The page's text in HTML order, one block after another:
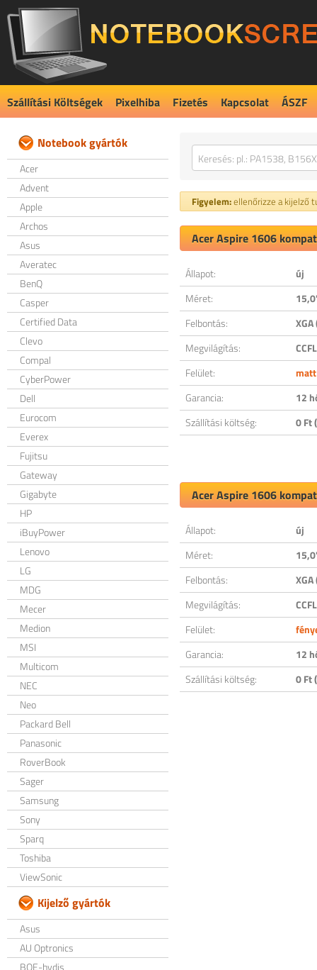
Szállítási Költségek Pixelhiba Fizetés Kapcsolat ÁSZF
Notebook gyártók
Acer
Advent
Apple
Archos
Asus
Averatec
BenQ
Casper
Certified Data
Clevo
Compal
CyberPower
Dell
Eurocom
Everex
Fujitsu
Gateway
Gigabyte
HP
iBuyPower
Lenovo
LG
MDG
Mecer
Medion
MSI
Multicom
NEC
Neo
Packard Bell
Panasonic
RoverBook
Sager
Samsung
Sony
Sparq
Toshiba
ViewSonic
Kijelző gyártók
Asus
AU Optronics
BOE-hydis
Figyelem:ellenőrizze a kijelző
Acer Aspire 1606
Állapot:
új
Méret:
Felbontás:
Megvilágítás:
CCFL
Felület:
matt
Garancia:
12
Szállítási költség:
0 Ft
Acer Aspire 1606
Állapot:
új
Méret:
Felbontás:
Megvilágítás:
CCFL
Felület:
Garancia:
12
Szállítási költség:
0 Ft